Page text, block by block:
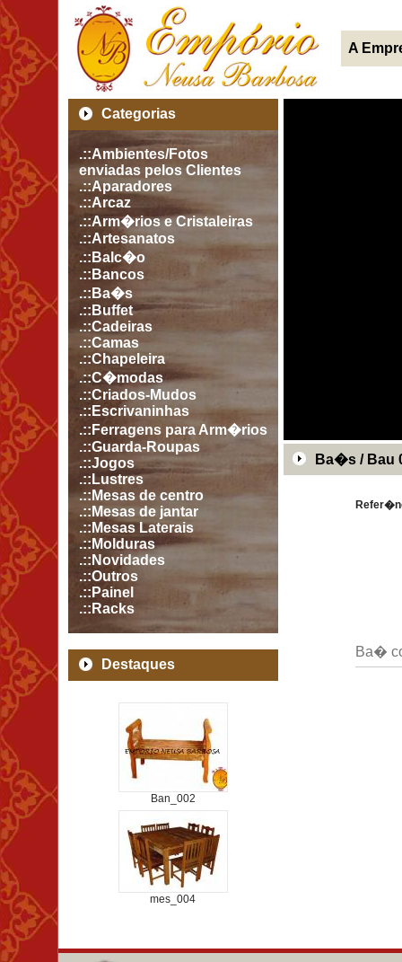
A
Categorias
.::Ambientes/Fotos
enviadas pelos Clientes
.::Aparadores
.::Arcaz
.::Arm�rios e Cristaleiras
.::Artesanatos
.::Balc�o
.::Bancos
.::Ba�s
.::Buffet
.::Cadeiras
.::Camas
.::Chapeleira
.::C�modas
.::Criados-Mudos
.::Escrivaninhas
.::Ferragens para Arm�rios
.::Guarda-Roupas
.::Jogos
.::Lustres
.::Mesas de centro
.::Mesas de jantar
.::Mesas Laterais
.::Molduras
.::Novidades
.::Outros
.::Painel
.::Racks
Destaques
Ban_002
mes_004
Ba�s / Bau
Ba�